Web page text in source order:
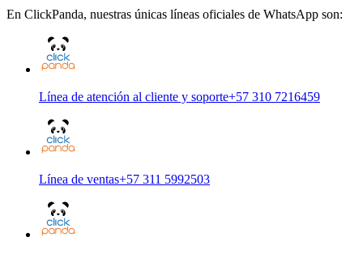
En ClickPanda, nuestras únicas líneas oficiales de WhatsApp son:
Línea de atención al cliente y soporte+57 310 7216459
Línea de ventas+57 311 5992503